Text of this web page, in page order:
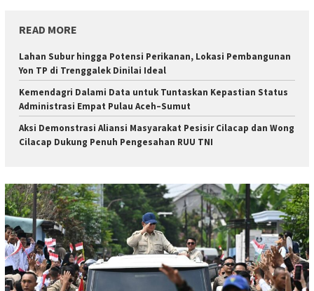
READ MORE
Lahan Subur hingga Potensi Perikanan, Lokasi Pembangunan
Yon TP di Trenggalek Dinilai Ideal
Kemendagri Dalami Data untuk Tuntaskan Kepastian Status
Administrasi Empat Pulau Aceh–Sumut
Aksi Demonstrasi Aliansi Masyarakat Pesisir Cilacap dan Wong
Cilacap Dukung Penuh Pengesahan RUU TNI